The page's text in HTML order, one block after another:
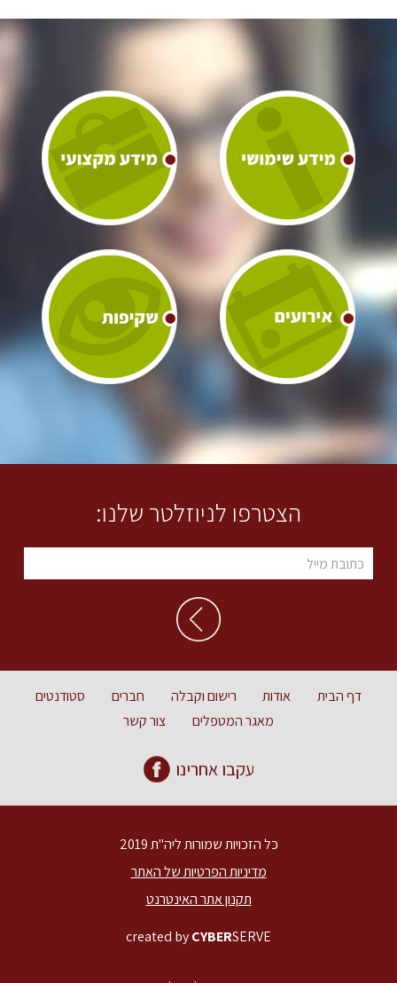
הצטרפו לניוזלטר שלנו:
דף הבית אודות רישום וקבלה חברים
סטודנטים
מאגר המטפלים
צור קשר
עקבו אחרינו
כל הזכויות שמורות ליה"ת 2019
מדיניות הפרטיות של האתר
תקנון אתר האינטרנט
created byCYBERSERVE